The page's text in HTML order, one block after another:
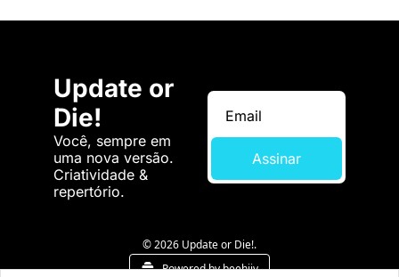
Update or
Die!
Você, sempre em
uma nova versão.
Criatividade &
repertório.
Assinar
© 2026 Update or Die!.
Powered by beehiiv